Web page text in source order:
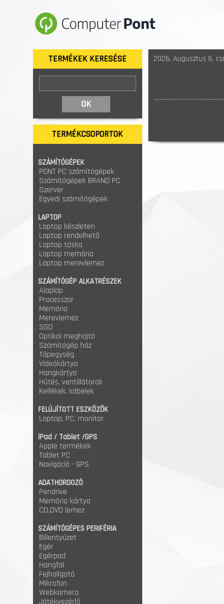
TERMÉKEK KERESÉSE
TERMÉKCSOPORTOK
SZÁMÍTÓGÉPEK
PONT PC számítógépek
Számítógépek BRAND PC
Szerver
Egyedi számítógépek
LAPTOP
Laptop készleten
Laptop rendelhető
Laptop táska
Laptop memória
Laptop merevlemez
SZÁMÍTÓGÉP ALKATRÉSZEK
Alaplap
Processzor
Memória
Merevlemez
SSD
Optikai meghajtó
Számítógép ház
Tápegység
Videókártya
Hangkártya
Hűtés, ventillátorok
Kellékek, kábelek
FELÚJÍTOTT ESZKÖZÖK
Laptop, PC, monitor
iPad / Tablet /GPS
Apple termékek
Tablet PC
Navigáció - GPS
ADATHORDOZÓ
Pendrive
Memória kártya
CD,DVD lemez
SZÁMÍTÓGÉPES PERIFÉRIA
Billentyűzet
Egér
Egérpad
Hangfal
Fejhallgató
Mikrofon
Webkamera
Játékvezérlő
2026. Augusztus 6.